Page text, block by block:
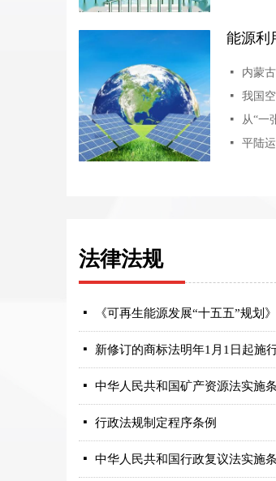
法律法规
넷 《可再生能源发展“十五五”规划
넷
넷 中华人民共和国矿产资源法实施
넷 行政法规制定程序条例
넷 中华人民共和国行政复议法实施
能源利
넷
넷
넷
从“一
넷